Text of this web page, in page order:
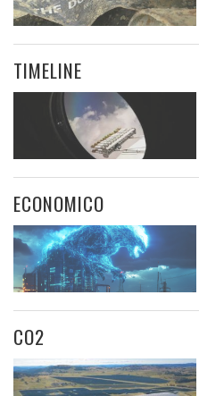
TIMELINE
ECONOMICO
CO2